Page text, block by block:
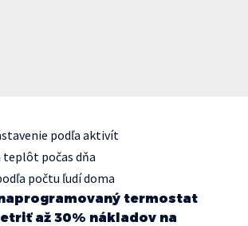
podľa aktivít
teplôt počas dňa
počtu ľudí doma
termostat
až 30% nákladov na